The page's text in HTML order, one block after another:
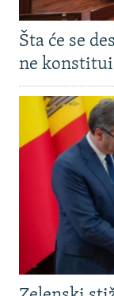
Šta će se
ne